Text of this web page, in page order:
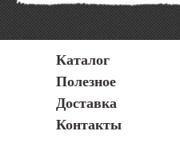
Каталог
Полезное
Доставка
Контакты